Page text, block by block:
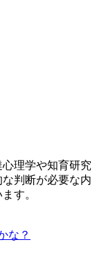
理学や知育研究
判断が必要な内
す。
な？